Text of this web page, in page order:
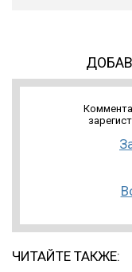
ЧИТАЙТЕ ТАКЖЕ: